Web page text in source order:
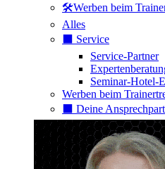
🛠️Werben beim
Alles
⬛️ Service
Service-Partner
Seminar-Hotel-
Werben beim
⬛️ Deine